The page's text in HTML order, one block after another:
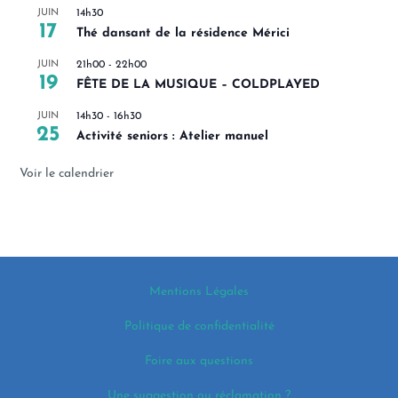
JUIN
17
14h30
Thé dansant de la résidence Mérici
JUIN
19
21h00 -22h00
FÊTE DE LA MUSIQUE – COLDPLAYED
JUIN
25
14h30 -16h30
Activité seniors : Atelier manuel
Voir le calendrier
Mentions Légales
Politique de confidentialité
Foire aux questions
Une suggestion ou réclamation ?